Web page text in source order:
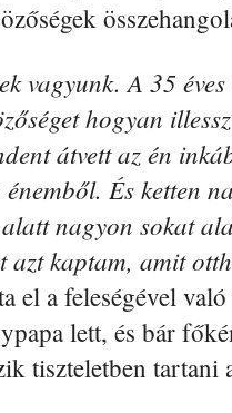
vagyunk. A 35
hogyan
átvett az én
És ketten
nagyon sokat
azt kaptam, amit
el a feleségével
lett, és bár
tiszteletben tartani